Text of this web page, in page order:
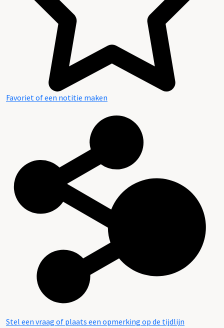
Favoriet of een notitie maken
Stel een vraag of plaats een opmerking op de tijdlijn